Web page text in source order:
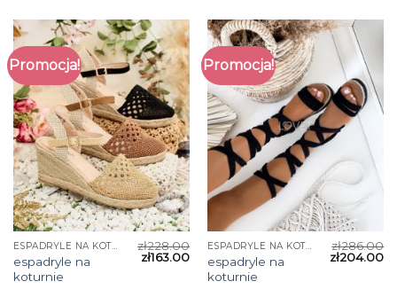
Promocja!
ESPADRYLE NA KOTURNIE
espadryle na
koturnie
zł228.00
zł163.00
Promocja!
ESPADRYLE NA KOTURNIE
espadryle na
koturnie
zł286.00
zł204.00